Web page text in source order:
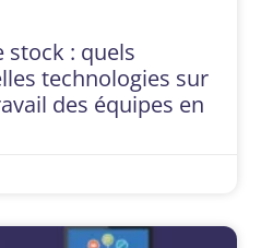
stock : quels
technologies sur
des équipes en